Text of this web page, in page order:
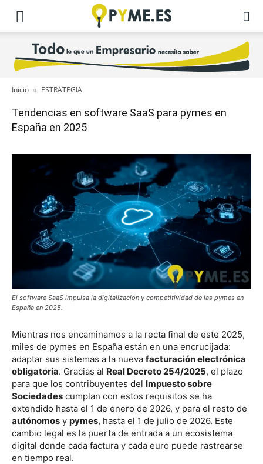
Inicio ESTRATEGIA
Tendencias en software SaaS para pymes en
España en 2025
El software SaaS impulsa la digitalización y competitividad de las pymes en
España en 2025.
Mientras nos encaminamos a la recta final de este 2025,
miles de pymes en España están en una encrucijada:
adaptar sus sistemas a la nueva facturación electrónica
obligatoria. Gracias al Real Decreto 254/2025, el plazo
para que los contribuyentes del Impuesto sobre
Sociedades cumplan con estos requisitos se ha
extendido hasta el 1 de enero de 2026, y para el resto de
autónomos y pymes, hasta el 1 de julio de 2026. Este
cambio legal es la puerta de entrada a un ecosistema
digital donde cada factura y cada euro puede rastrearse
en tiempo real.